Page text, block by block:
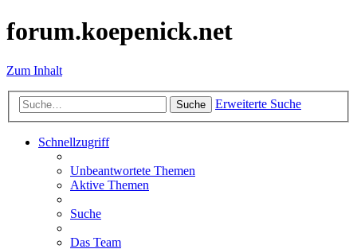
forum.koepenick.net
Zum Inhalt
Suche Erweiterte Suche
Schnellzugriff
Unbeantwortete Themen
Aktive Themen
Suche
Das Team